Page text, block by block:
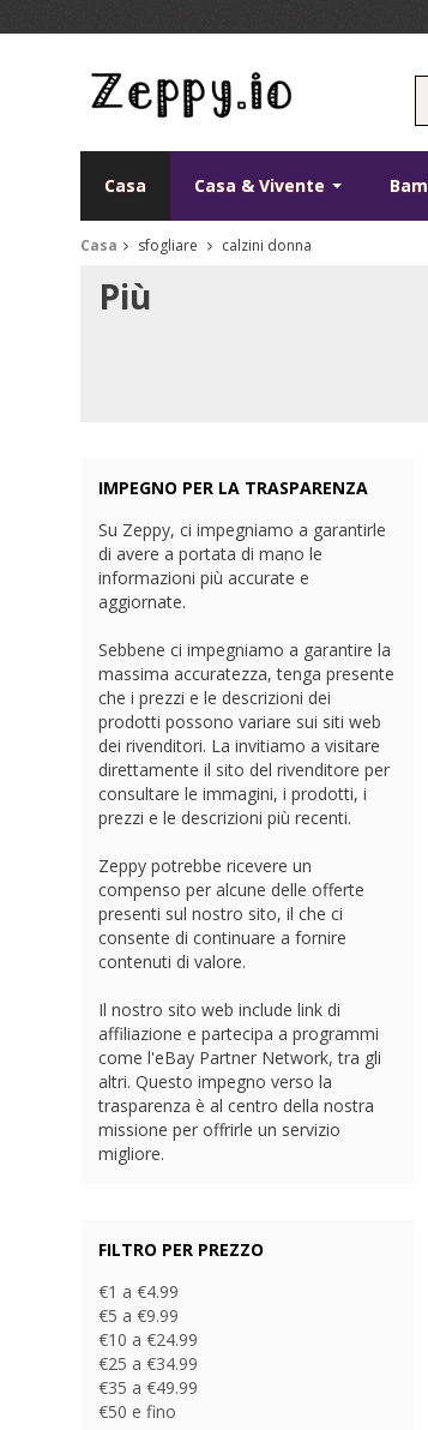
Casa Casa & Vivente
Casa sfogliare calzini donna
Più
IMPEGNO PER LA TRASPARENZA
Su Zeppy, ci impegniamo a garantirle
di avere a portata di mano le
informazioni più accurate e
aggiornate.
Sebbene ci impegniamo a garantire la
massima accuratezza, tenga presente
che i prezzi e le descrizioni dei
prodotti possono variare sui siti web
dei rivenditori. La invitiamo a visitare
direttamente il sito del rivenditore per
consultare le immagini, i prodotti, i
prezzi e le descrizioni più recenti.
Zeppy potrebbe ricevere un
compenso per alcune delle offerte
presenti sul nostro sito, il che ci
consente di continuare a fornire
contenuti di valore.
Il nostro sito web include link di
affiliazione e partecipa a programmi
come l'eBay Partner Network, tra gli
altri. Questo impegno verso la
trasparenza è al centro della nostra
missione per offrirle un servizio
migliore.
FILTRO PER PREZZO
€1 a €4.99
€5 a €9.99
€10 a €24.99
€25 a €34.99
€35 a €49.99
€50 e fino